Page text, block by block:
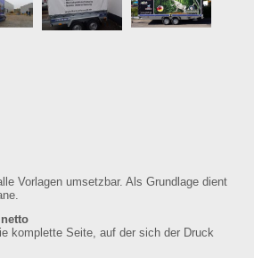
Vorlagen umsetzbar. Als Grundlage dient
komplette Seite, auf der sich der Druck